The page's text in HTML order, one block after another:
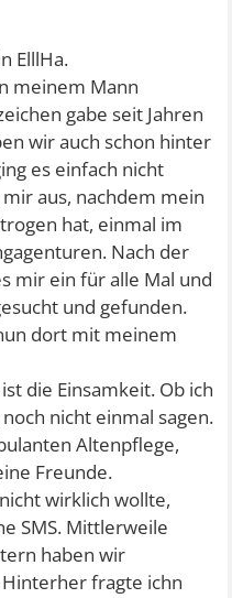
ElllHa.
meinem Mann
gabe seit Jahren
wir auch schon hinter
es einfach nicht
aus, nachdem mein
hat, einmal im
Nach der
mir ein für alle Mal und
und gefunden.
dort mit meinem
die Einsamkeit. Ob ich
nicht einmal sagen.
Altenpflege,
Freunde.
wirklich wollte,
SMS. Mittlerweile
haben wir
fragte ichn